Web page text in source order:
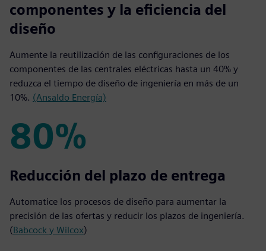
componentes y la eficiencia del
diseño
Aumente la reutilización de las configuraciones de los
componentes de las centrales eléctricas hasta un 40% y
reduzca el tiempo de diseño de ingeniería en más de un
10%. (Ansaldo Energía)
80%
80%
Reducción del plazo de entrega
Automatice los procesos de diseño para aumentar la
precisión de las ofertas y reducir los plazos de ingeniería.
(Babcock y Wilcox)